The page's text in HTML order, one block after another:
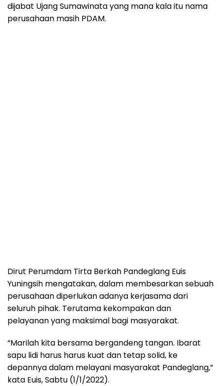
dijabat Ujang Sumawinata yang mana kala itu nama
perusahaan masih PDAM.
Dirut Perumdam Tirta Berkah Pandeglang Euis
Yuningsih mengatakan, dalam membesarkan sebuah
perusahaan diperlukan adanya kerjasama dari
seluruh pihak. Terutama kekompakan dan
pelayanan yang maksimal bagi masyarakat.
“Marilah kita bersama bergandeng tangan. Ibarat
sapu lidi harus harus kuat dan tetap solid, ke
depannya dalam melayani masyarakat Pandeglang,”
kata Euis, Sabtu (1/1/2022).